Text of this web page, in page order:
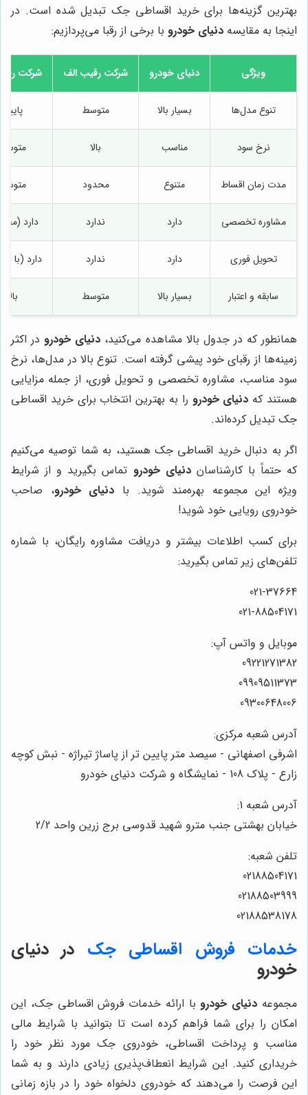
بهترین گزینه‌ها برای خرید اقساطی جک تبدیل شده است. در
اینجا به مقایسه دنیای خودرو با برخی از رقبا می‌پردازیم:
ویژگی دنیای خودرو شرکت رقیب الف شرکت
تنوع مدل‌ها بسیار بالا متوسط پایین
نرخ سود مناسب بالا
مدت زمان اقساط متنوع محدود
مشاوره تخصصی دارد ندارد دارد
تحویل فوری دارد ندارد دارد (با
سابقه و اعتبار بسیار بالا متوسط بالا
همانطور که در جدول بالا مشاهده می‌کنید، دنیای خودرو در اکثر
زمینه‌ها از رقبای خود پیشی گرفته است. تنوع بالا در مدل‌ها، نرخ
سود مناسب، مشاوره تخصصی و تحویل فوری، از جمله مزایایی
هستند که دنیای خودرو را به بهترین انتخاب برای خرید اقساطی
جک تبدیل کرده‌اند.
اگر به دنبال خرید اقساطی جک هستید، به شما توصیه می‌کنیم
که حتماً با کارشناساندنیای خودرو تماس بگیرید و از شرایط
ویژه این مجموعه بهره‌مند شوید. با دنیای خودرو، صاحب
خودروی رویایی خود شوید!
برای کسب اطلاعات بیشتر و دریافت مشاوره رایگان، با شماره
تلفن‌های زیر تماس بگیرید:
021-37664
021-88504171
موبایل و واتس آپ:
09221271382
09909511373
09300648006
آدرس شعبه مرکزی:
اشرفی اصفهانی - سیصد متر پایین تر از پاساژ تیراژه - نبش کوچه
زارع - پلاک 108 - نمایشگاه و شرکت دنیای خودرو
آدرس شعبه 1:
خیابان بهشتی جنب مترو شهید قدوسی برج زرین واحد 2/2
تلفن شعبه:
02188504171
02188503999
02188538178
خدمات فروش اقساطی جک در دنیای
خودرو
مجموعه دنیای خودرو با ارائه خدمات فروش اقساطی جک، این
امکان را برای شما فراهم کرده است تا بتوانید با شرایط مالی
مناسب و پرداخت اقساطی، خودروی جک مورد نظر خود را
خریداری کنید. این شرایط انعطاف‌پذیری زیادی دارند و به شما
این فرصت را می‌دهند که خودروی دلخواه خود را در بازه زمانی